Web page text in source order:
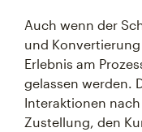
Auch wenn der
und
Erlebnis am
gelassen werden.
Interaktionen
Zustellung, den